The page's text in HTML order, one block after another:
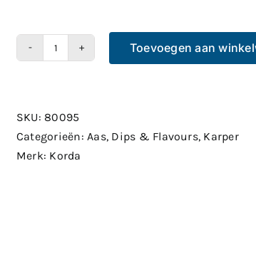
Name
(Supreme)
aantal
Toevoegen aan
SKU: 80095
Categorieën:Aas, Dips & Flavours, Karper
Merk: Korda